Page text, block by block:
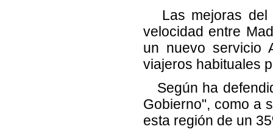
Las mejoras del
velocidad entre
un nuevo servicio
viajeros habituales
Según ha
Gobierno", como a
esta región de un